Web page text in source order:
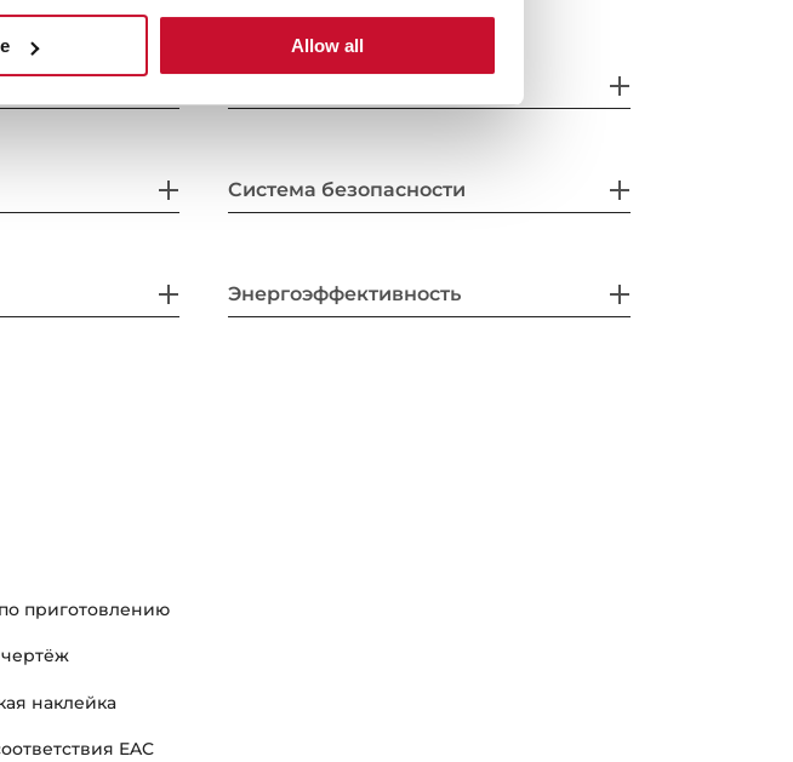
Allow all
Система безопасности
Энергоэффективность
приготовлению
наклейка
EAC